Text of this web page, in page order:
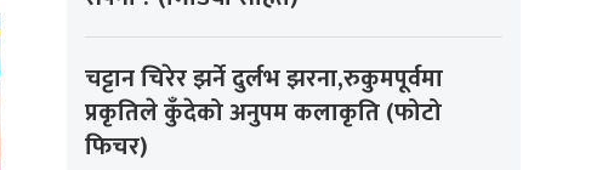
चट्टान चिरेर झर्ने दुर्लभ झरना,रुकुमपूर्वमा
प्रकृतिले कुँदेको अनुपम कलाकृति (फोटो
फिचर)